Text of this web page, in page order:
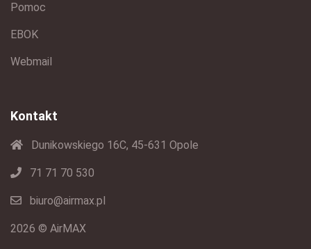
Pomoc
EBOK
Webmail
Kontakt
Dunikowskiego 16C, 45-631 Opole
71 71 70 530
biuro@airmax.pl
2026 © AirMAX